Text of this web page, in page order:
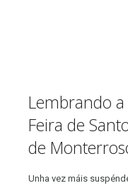
Lembrando a
Feira de
de
Unha vez máis